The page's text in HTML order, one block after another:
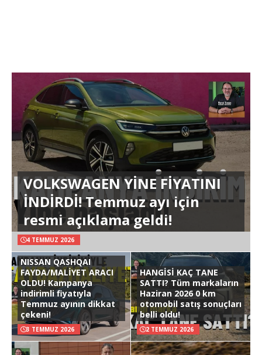
VOLKSWAGEN YİNE FİYATINI
İNDİRDİ! Temmuz ayı için
resmi açıklama geldi!
4 TEMMUZ 2026
NISSAN QASHQAI
FAYDA/MALİYET ARACI
OLDU! Kampanya
indirimli fiyatıyla
Temmuz ayının dikkat
çekeni!
3 TEMMUZ 2026
HANGİSİ KAÇ TANE
SATTI? Tüm markaların
Haziran 2026 0 km
otomobil satış sonuçları
belli oldu!
2 TEMMUZ 2026